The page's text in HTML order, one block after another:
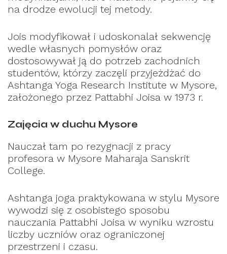
na drodze ewolucji tej metody.
Jois modyfikował i udoskonalał sekwencję
wedle własnych pomysłów oraz
dostosowywał ją do potrzeb zachodnich
studentów, którzy zaczęli przyjeżdżać do
Ashtanga Yoga Research Institute w Mysore,
założonego przez Pattabhi Joisa w 1973 r.
Zajęcia w duchu Mysore
Nauczał tam po rezygnacji z pracy
profesora w Mysore Maharaja Sanskrit
College.
Ashtanga joga praktykowana w stylu Mysore
wywodzi się z osobistego sposobu
nauczania Pattabhi Joisa w wyniku wzrostu
liczby uczniów oraz ograniczonej
przestrzeni i czasu.